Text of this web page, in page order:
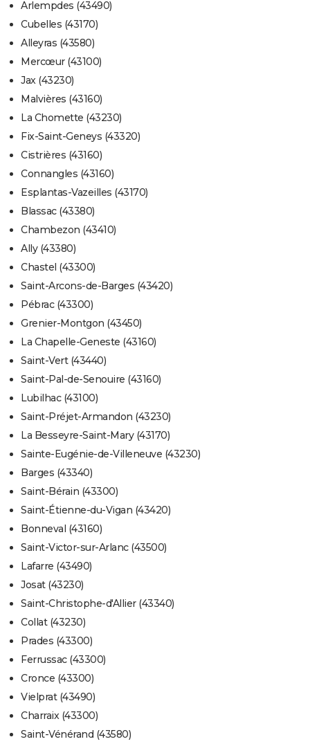
Arlempdes (43490)
Cubelles (43170)
Alleyras (43580)
Mercœur (43100)
Jax (43230)
Malvières (43160)
La Chomette (43230)
Fix-Saint-Geneys (43320)
Cistrières (43160)
Connangles (43160)
Esplantas-Vazeilles (43170)
Blassac (43380)
Chambezon (43410)
Ally (43380)
Chastel (43300)
Saint-Arcons-de-Barges (43420)
Pébrac (43300)
Grenier-Montgon (43450)
La Chapelle-Geneste (43160)
Saint-Vert (43440)
Saint-Pal-de-Senouire (43160)
Lubilhac (43100)
Saint-Préjet-Armandon (43230)
La Besseyre-Saint-Mary (43170)
Sainte-Eugénie-de-Villeneuve (43230)
Barges (43340)
Saint-Bérain (43300)
Saint-Étienne-du-Vigan (43420)
Bonneval (43160)
Saint-Victor-sur-Arlanc (43500)
Lafarre (43490)
Josat (43230)
Saint-Christophe-d'Allier (43340)
Collat (43230)
Prades (43300)
Ferrussac (43300)
Cronce (43300)
Vielprat (43490)
Charraix (43300)
Saint-Vénérand (43580)